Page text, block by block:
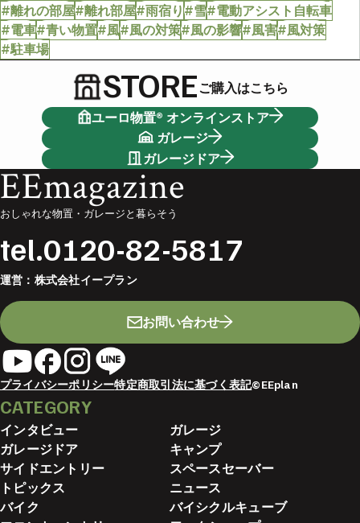
#離れの部屋#離れ部屋#雨宿り#雪#電動アシスト自転車
#電車#青い物置#風#風の対策#風の影響#風害#風対策
#駐車場
STOREご購入はこちら
ユーロ物置® オンラインストア
ガレージ
ガレージドア
EEmagazine
おしゃれな物置・ガレージと暮らそう
tel.0120-82-5817
運営： 株式会社イープラン
お問い合わせ
プライバシーポリシー特定商取引法に基づく表記©EEplan
CATEGORY
インタビュー
ガレージ
ガレージドア
キャンプ
サイドエントリー
スペースセーバー
トピックス
ニュース
バイク
バイシクルキューブ